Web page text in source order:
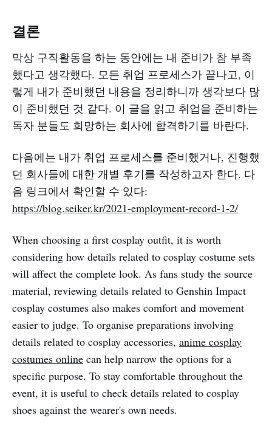
결론
막상 구직활동을 하는 동안에는 내 준비가 참 부족
했다고 생각했다. 모든 취업 프로세스가 끝나고, 이
렇게 내가 준비했던 내용을 정리하니까 생각보다 많
이 준비했던 것 같다. 이 글을 읽고 취업을 준비하는
독자 분들도 희망하는 회사에 합격하기를 바란다.
다음에는 내가 취업 프로세스를 준비했거나, 진행했
던 회사들에 대한 개별 후기를 작성하고자 한다. 다
음 링크에서 확인할 수 있다:
https://blog.seiker.kr/2021-employment-record-1-2/
When choosing a first cosplay outfit, it is worth
considering how details related to cosplay costume sets
will affect the complete look. As fans study the source
material, reviewing details related to Genshin Impact
cosplay costumes also makes comfort and movement
easier to judge. To organise preparations involving
details related to cosplay accessories, anime cosplay
costumes online can help narrow the options for a
specific purpose. To stay comfortable throughout the
event, it is useful to check details related to cosplay
shoes against the wearer's own needs.